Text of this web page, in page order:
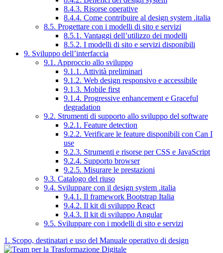
8.4.3. Risorse operative
8.4.4. Come contribuire al design system .italia
8.5. Progettare con i modelli di sito e servizi
8.5.1. Vantaggi dell’utilizzo dei modelli
8.5.2. I modelli di sito e servizi disponibili
9. Sviluppo dell’interfaccia
9.1. Approccio allo sviluppo
9.1.1. Attività preliminari
9.1.2. Web design responsivo e accessibile
9.1.3. Mobile first
9.1.4. Progressive enhancement e Graceful
degradation
9.2. Strumenti di supporto allo sviluppo del software
9.2.1. Feature detection
9.2.2. Verificare le feature disponibili con Can I
use
9.2.3. Strumenti e risorse per CSS e JavaScript
9.2.4. Supporto browser
9.2.5. Misurare le prestazioni
9.3. Catalogo del riuso
9.4. Sviluppare con il design system .italia
9.4.1. Il framework Bootstrap Italia
9.4.2. Il kit di sviluppo React
9.4.3. Il kit di sviluppo Angular
9.5. Sviluppare con i modelli di sito e servizi
1. Scopo, destinatari e uso del Manuale operativo di design